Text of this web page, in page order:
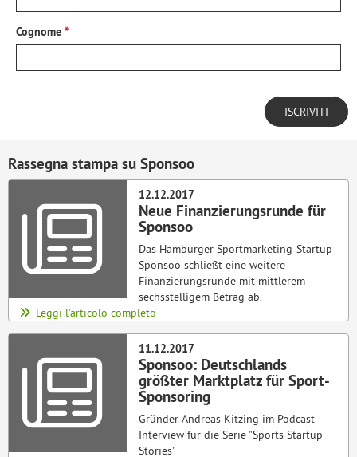
Cognome
Rassegna stampa su Sponsoo
12.12.2017
Neue Finanzierungsrunde für
Sponsoo
Das Hamburger Sportmarketing-Startup
Sponsoo schließt eine weitere
Finanzierungsrunde mit mittlerem
sechsstelligem Betrag ab.
Leggi l'articolo completo
11.12.2017
Sponsoo: Deutschlands
größter Marktplatz für Sport-
Sponsoring
Gründer Andreas Kitzing im Podcast-
Interview für die Serie "Sports Startup
Stories"